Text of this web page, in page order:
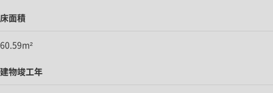
床面積
60.59m²
建物竣工年